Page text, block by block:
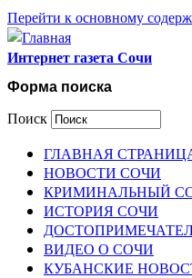
Перейти к основному
Интернет газета Сочи
Форма поиска
Поиск
ГЛАВНАЯ
НОВОСТИ СОЧИ
КРИМИНАЛЬНЫЙ
ИСТОРИЯ СОЧИ
ВИДЕО О СОЧИ
КУБАНСКИЕ